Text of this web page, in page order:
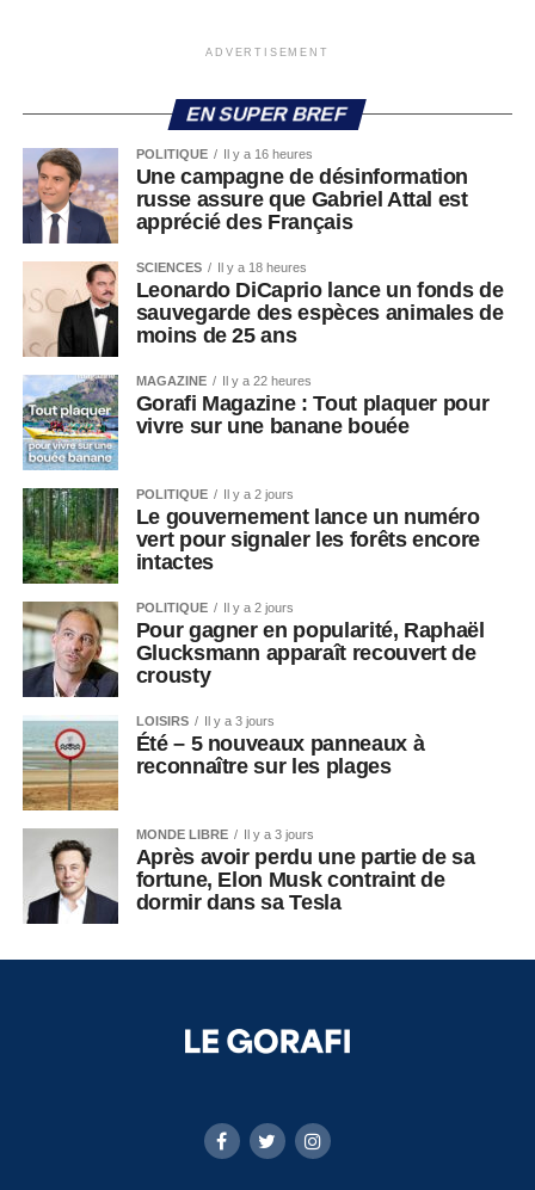
ADVERTISEMENT
EN SUPER BREF
POLITIQUE Il y a 16 heures
Une campagne de désinformation
russe assure que Gabriel Attal est
apprécié des Français
SCIENCES Il y a 18 heures
Leonardo DiCaprio lance un fonds de
sauvegarde des espèces animales de
moins de 25 ans
MAGAZINE Il y a 22 heures
Gorafi Magazine : Tout plaquer pour
vivre sur une banane bouée
POLITIQUE Il y a 2 jours
Le gouvernement lance un numéro
vert pour signaler les forêts encore
intactes
POLITIQUE Il y a 2 jours
Pour gagner en popularité, Raphaël
Glucksmann apparaît recouvert de
crousty
LOISIRS Il y a 3 jours
Été – 5 nouveaux panneaux à
reconnaître sur les plages
MONDE LIBRE Il y a 3 jours
Après avoir perdu une partie de sa
fortune, Elon Musk contraint de
dormir dans sa Tesla